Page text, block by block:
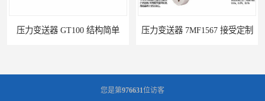
压力变送器 GT100 结构简单 压力变送器 7MF1567 接受定制
您是第976631位访客